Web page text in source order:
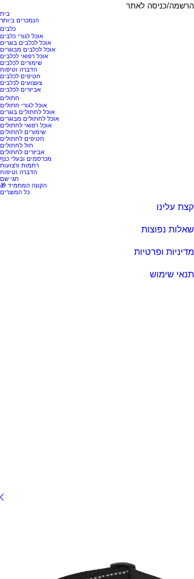
הרשמה/כניסה לאתר
בית
הנמכרים ביותר
כלבים
אוכל לגורי כלבים
אוכל לכלבים בוגרים
אוכל לכלבים מבוגרים
אוכל רפואי לכלבים
שימורים לכלבים
הדברה וטיפוח
חטיפים לכלבים
צעצועים לכלבים
אביזרים לכלבים
חתולים
אוכל לגורי חתולים
אוכל לחתולים בוגרים
אוכל לחתולים מבוגרים
אוכל רפואי לחתולים
שימורים לחתולים
חטיפים לחתולים
חול לחתולים
אביזרים לחתולים
מכרסמים ובעלי כנף
רתמות ורצועות
הדברה וטיפוח
תגי שם
🎁 הקונה המתמיד
כל המוצרים
קצת עלינו
שאלות נפוצות
מדיניות ופרטיות
תנאי שימוש